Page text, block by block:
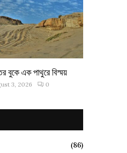
বুকে এক পাথুরে বিস্ময়
3, 2026 0
(86)